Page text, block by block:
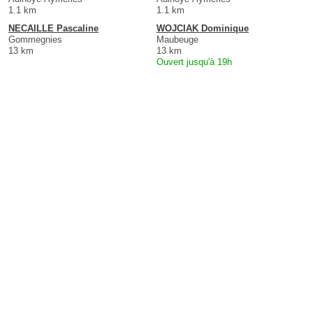
1.1 km
1.1 km
NECAILLE Pascaline
Gommegnies
13 km
WOJCIAK Dominique
Maubeuge
13 km
Ouvert jusqu'à 19h